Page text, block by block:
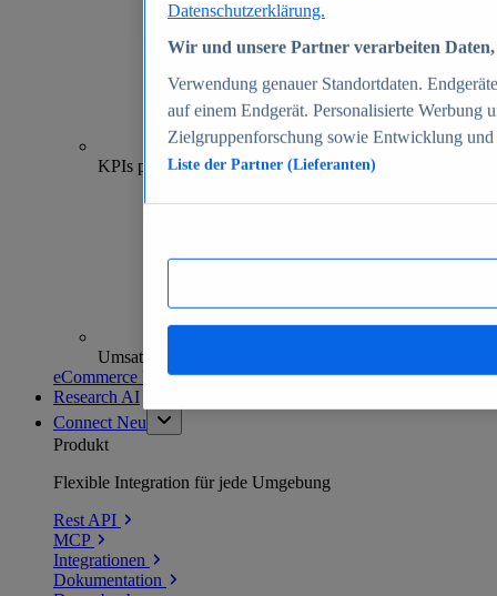
70+
KPIs pro Shop
Umsatzanalysen und -prognosen
eCommerce Insights entdecken
Research AI
Connect Neu
Produkt
Flexible Integration für jede Umgebung
Rest API
MCP
Integrationen
Dokumentation
Datenschutzerklärung.
Wir und unsere Partner verarbeiten
Verwendung genauer Standortdaten.
auf einem Endgerät. Personalisierte Werbung
Zielgruppenforschung sowie Entwicklung
Liste der Partner (Lieferanten)